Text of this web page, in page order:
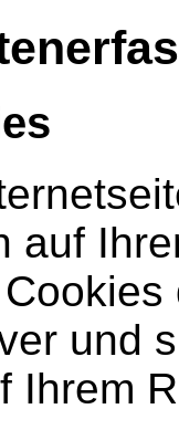
auf
und
Ihrem